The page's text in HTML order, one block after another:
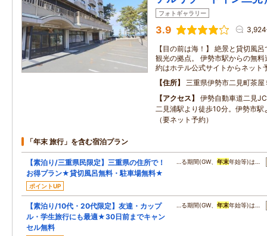
フォトギャラリー
3.9
【目の前は海！】 絶景と貸切風
観光の拠点。 伊勢市駅からの無
約はホテル公式サイトからネット
住所
三重県伊勢市二見町茶屋
アクセス
伊勢自動車道二見
二見浦駅より徒歩10分。伊勢市駅
（要ネット予約）
「年末 旅行」を含む宿泊プラン
【素泊り/三重県民限定】三重県の住所で！
お得プラン★貸切風呂無料・駐車場無料★
ポイントUP
…る期間(GW、 年末年始等)は…
【素泊り/10代・20代限定】友達・カップ
ル・学生旅行にも最適★30日前までキャン
セル無料
…る期間(GW、 年末年始等)は…